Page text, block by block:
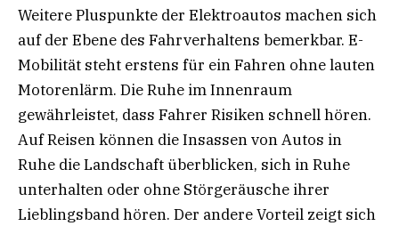
Weitere Pluspunkte der Elektroautos machen sich
auf der Ebene des Fahrverhaltens bemerkbar. E-
Mobilität steht erstens für ein Fahren ohne lauten
Motorenlärm. Die Ruhe im Innenraum
gewährleistet, dass Fahrer Risiken schnell hören.
Auf Reisen können die Insassen von Autos in
Ruhe die Landschaft überblicken, sich in Ruhe
unterhalten oder ohne Störgeräusche ihrer
Lieblingsband hören. Der andere Vorteil zeigt sich